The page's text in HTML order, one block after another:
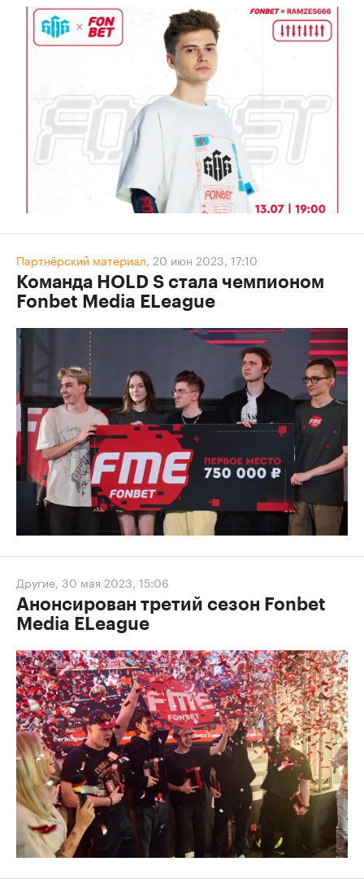
Партнёрский материал, 20 июн 2023, 17:10
Команда HOLD S стала чемпионом
Fonbet Media ELeague
Другие, 30 мая 2023, 15:06
Анонсирован третий сезон Fonbet
Media ELeague